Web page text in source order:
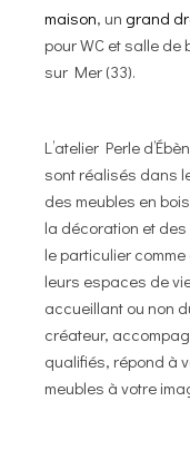
maison, un grand
pour WC et salle de
sur Mer (33).
L’atelier Perle
sont réalisés dans
des meubles en
la décoration et
le particulier
leurs espaces de
accueillant ou non
créateur,
qualifiés, répond à
meubles à votre